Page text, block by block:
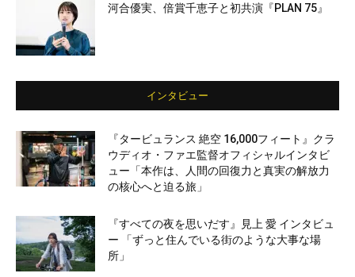
河合優実、倍賞千恵子と初共演『PLAN 75』
インタビュー
『タービュランス 絶空 16,000フィート』クラ
ウディオ・ファエ監督オフィシャルインタビ
ュー「本作は、人間の回復力と真実の解放力
の核心へと迫る旅」
『すべての夜を思いだす』見上 愛 インタビュ
ー 「ずっと住んでいる街のような大事な場
所」